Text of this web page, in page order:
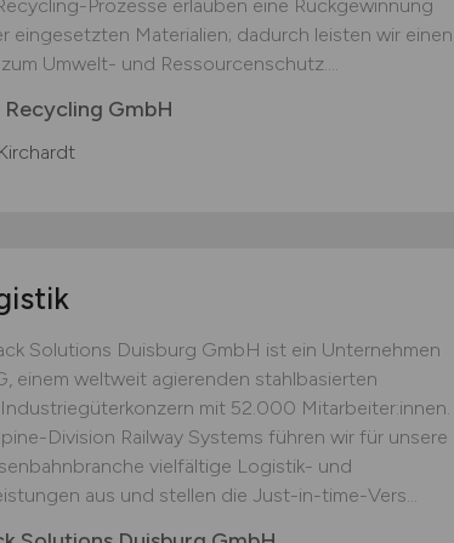
Prozesse erlauben eine Rückgewinnung
eingesetzten Materialien; dadurch leisten wir einen
Umwelt- und Ressourcenschutz....
GmbH
Kirchardt
Solutions Duisburg GmbH ist ein Unternehmen
einem weltweit agierenden stahlbasierten
mit 52.000 Mitarbeiter:innen.
Division Railway Systems führen wir für unsere
vielfältige Logistik- und
aus und stellen die Just-in-time-Vers...